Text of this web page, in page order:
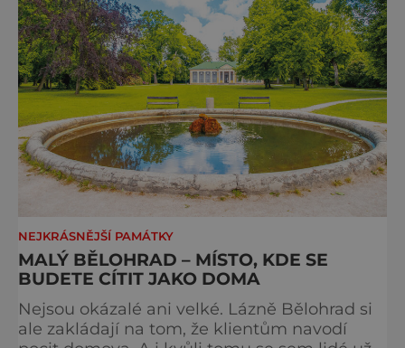
NEJKRÁSNĚJŠÍ PAMÁTKY
MALÝ BĚLOHRAD – MÍSTO, KDE SE
BUDETE CÍTIT JAKO DOMA
Nejsou okázalé ani velké. Lázně Bělohrad si
ale zakládají na tom, že klientům navodí